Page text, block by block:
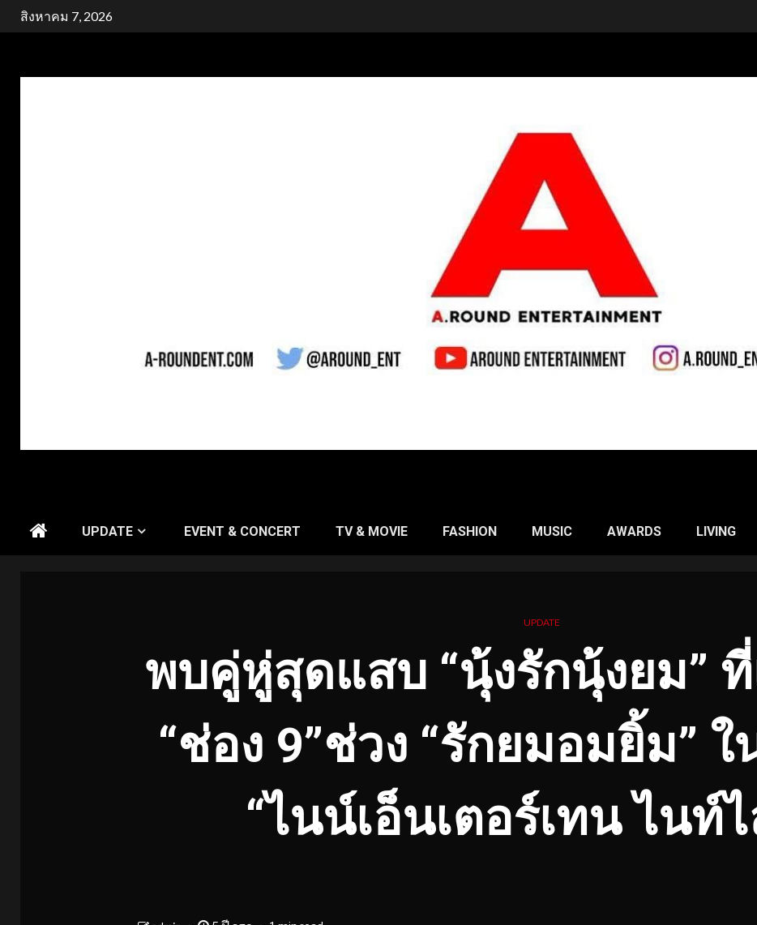
Skipสิงหาคม 7, 2026
UPDATE EVENT & CONCERT TV & MOVIE FASHION MUSIC AWARDS LIVING
UPDATE
พบคู่หู่สุดแสบ “นุ้งรักนุ้งยม”
“ช่อง 9”ช่วง “รักยมอมยิ้ม”
“ไนน์เอ็นเตอร์เทน ไนท์